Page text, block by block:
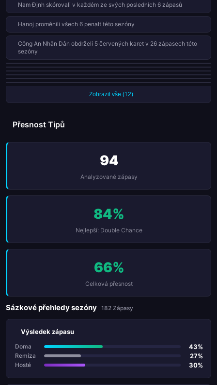
Nam Định skórovali v každém ze svých posledních 6 zápasů
Hanoj proměnili všech 6 penalt této sezóny
Công An Nhân Dân obdrželi 5 červených karet v 26 zápasech této
sezóny
Bình Dương proměnili všech 4 penalt této sezóny
Hanoj obdrželi 4 červených karet v 26 zápasech této sezóny
Hoàng Anh Gia Lai obdrželi 4 červených karet v 26 zápasech této
sezóny
Nam Định proměnili všech 4 penalt této sezóny
Song Lam Nghe An vyhráli pouze 1 z 13 venkovních zápasů této sezóny
Zobrazit vše (12)
Přesnost Tipů
94
Analyzované zápasy
84%
Nejlepší: Double Chance
66%
Celková přesnost
Sázkové přehledy sezóny 182 Zápasy
Výsledek zápasu
Doma 43%
Remíza 27%
Hosté 30%